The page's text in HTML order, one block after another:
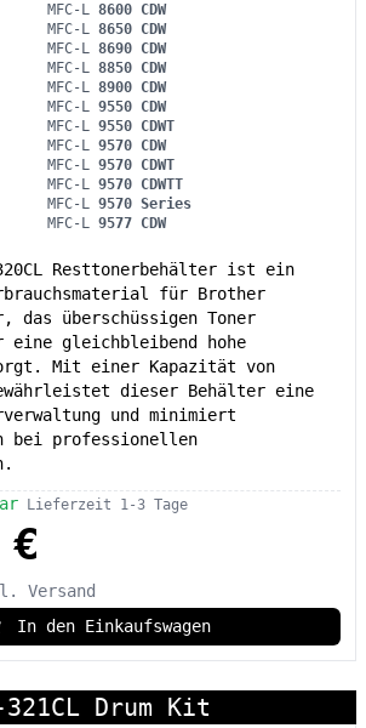
MFC-L 8600 CDW
MFC-L 8650 CDW
MFC-L 8690 CDW
MFC-L 8850 CDW
MFC-L 8900 CDW
MFC-L 9550 CDW
MFC-L 9550 CDWT
MFC-L 9570 CDW
MFC-L 9570 CDWT
MFC-L 9570 CDWTT
MFC-L 9570 Series
MFC-L 9577 CDW
Resttonerbehälter ist ein
für Brother
das überschüssigen Toner
eine gleichbleibend hohe
Mit einer Kapazität von
dieser Behälter eine
und minimiert
bei professionellen
Lieferzeit 1-3 Tage
Versand
In den Einkaufswagen
Drum Kit